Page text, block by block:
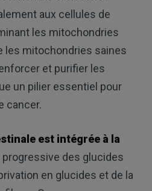
aux cellules de
les mitochondries
les mitochondries saines
et purifier les
un pilier essentiel pour
cancer.
est intégrée à la
progressive des glucides
en glucides et de la